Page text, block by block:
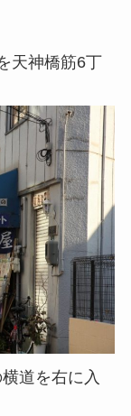
天神橋筋6丁
道を右に入